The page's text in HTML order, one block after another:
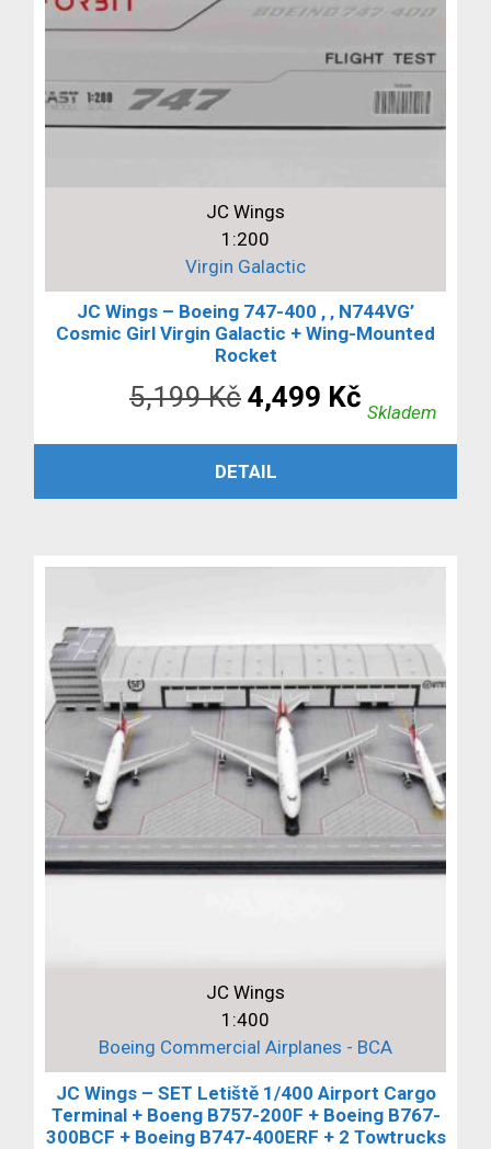
JC Wings
1:200
Virgin Galactic
JC Wings – Boeing 747-400 , ‚ N744VG’
Cosmic Girl Virgin Galactic + Wing-Mounted
Rocket
5,199Kč Původní
cena
byla:
4,499 Kč
cena
Skladem
PŘIDAT DO KOŠÍKU
DETAIL
JC Wings
1:400
Boeing Commercial Airplanes - BCA
JC Wings – SET Letiště 1/400 Airport Cargo
Terminal + Boeng B757-200F + Boeing B767-
300BCF + Boeing B747-400ERF + 2 Towtrucks